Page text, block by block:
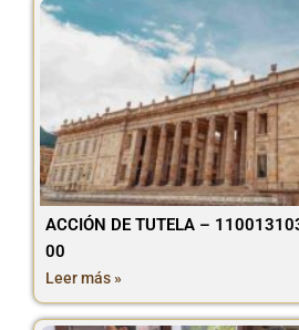
ACCIÓN DE TUTELA –
00
Leer más »